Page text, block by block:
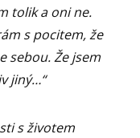
tolik a oni ne.
s pocitem, že
sebou. Že jsem
jiný…“
s životem